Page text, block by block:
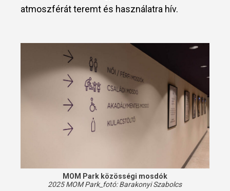
atmoszférát teremt és használatra hív.
MOM Park közösségi mosdók
2025 MOM Park_fotó:Barakonyi Szabolcs